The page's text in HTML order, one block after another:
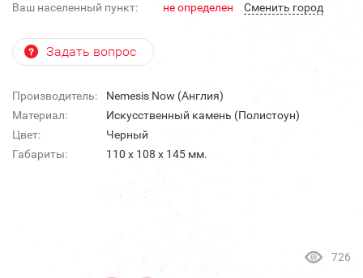
Ваш населенный пункт: не определен Cменить город
Задать вопрос
Производитель:
Nemesis Now (Англия)
Материал:
Искусственный камень (Полистоун)
Цвет:
Черный
Габариты:
110 х 108 х 145 мм.
726